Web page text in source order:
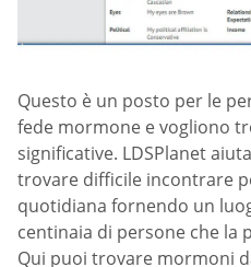
Questo è un posto per le
fede mormone e vogliono
significative. LDSPlanet
trovare difficile incontrare
quotidiana fornendo un
centinaia di persone che la
Qui puoi trovare mormoni